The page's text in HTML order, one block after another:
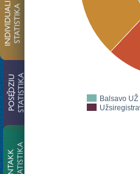
Balsavo UŽ